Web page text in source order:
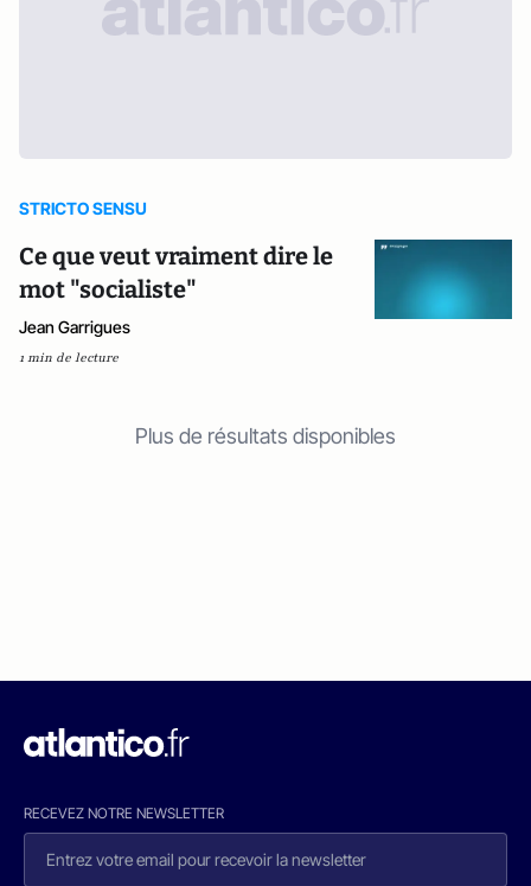
STRICTO SENSU
Ce que veut vraiment dire le
mot "socialiste"
Jean Garrigues
1 min de lecture
Plus de résultats disponibles
RECEVEZ NOTRE NEWSLETTER